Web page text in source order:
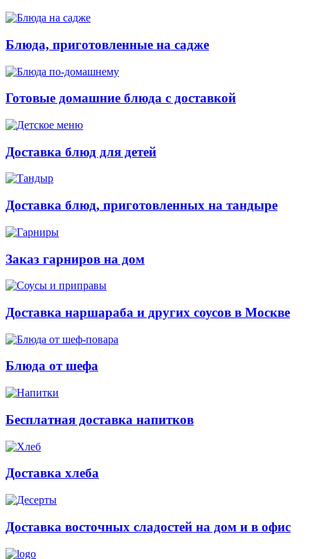
Блюда, приготовленные на садже
Готовые домашние блюда с доставкой
Доставка блюд для детей
Доставка блюд, приготовленных на тандыре
Заказ гарниров на дом
Доставка наршараба и других соусов в Москве
Блюда от шефа
Бесплатная доставка напитков
Доставка хлеба
Доставка восточных сладостей на дом и в офис